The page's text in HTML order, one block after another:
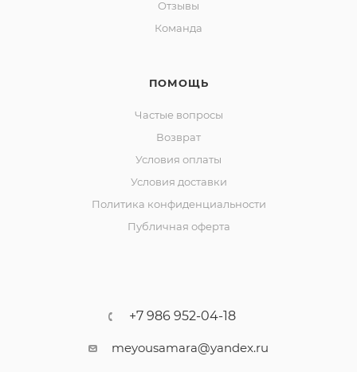
Отзывы
Команда
ПОМОЩЬ
Частые вопросы
Возврат
Условия оплаты
Условия доставки
Политика конфиденциальности
Публичная оферта
+7 986 952-04-18
meyousamara@yandex.ru